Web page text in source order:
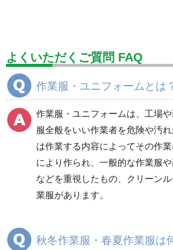
設備用品・作業補助用品 工事作業
分煙対策機器
電気保守用品 ワイパー クリ
防災グッズ（防災セット） 救急医
健康管理器具 季節商品 ウイ
商品カテゴリ一覧
秋冬長袖
秋
よくいただくご質問 FAQ
作業服・ユニフォームとは
作業服・ユニフォームは、工場
服全般をいい作業者を危険や汚
は作業する内容によってその作
により作られ、一般的な作業服
などを重視したもの、クリーン
業服があります。
秋冬作業服・春夏作業服は